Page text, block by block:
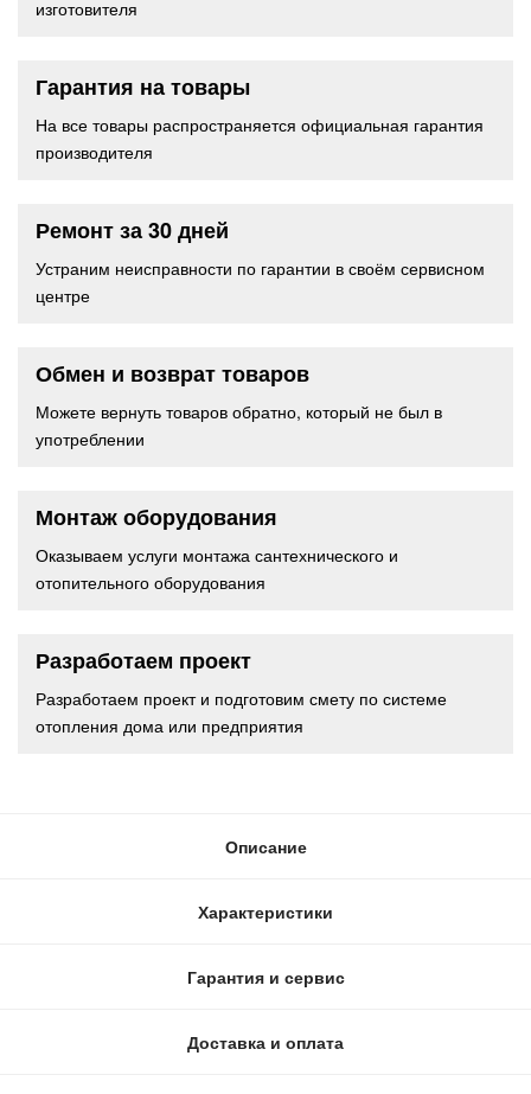
изготовителя
Гарантия на товары
На все товары распространяется официальная гарантия
производителя
Ремонт за 30 дней
Устраним неисправности по гарантии в своём сервисном
центре
Обмен и возврат товаров
Можете вернуть товаров обратно, который не был в
употреблении
Монтаж оборудования
Оказываем услуги монтажа сантехнического и
отопительного оборудования
Разработаем проект
Разработаем проект и подготовим смету по системе
отопления дома или предприятия
Описание
Характеристики
Гарантия и сервис
Доставка и оплата